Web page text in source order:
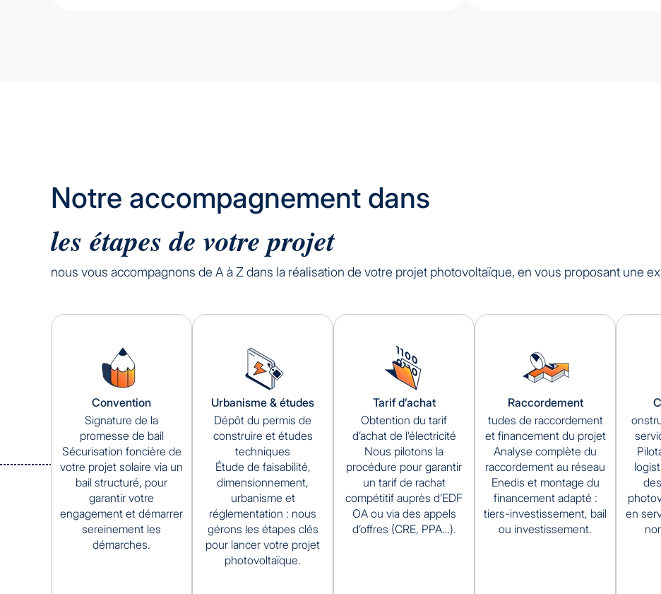
Notre accompagnement dans
les étapes de votre projet
nous vous accompagnons de A à Z dans la réalisation de votre projet photovoltaïque, en vous proposant une
Convention
Signature de la
promesse de bail
Sécurisation foncière de
votre projet solaire via un
bail structuré, pour
garantir votre
engagement et démarrer
sereinement les
démarches.
Urbanisme & études
Dépôt du permis de
construire et études
techniques
Étude de faisabilité,
dimensionnement,
urbanisme et
réglementation : nous
gérons les étapes clés
pour lancer votre projet
photovoltaïque.
Tarif d’achat
Obtention du tarif
d’achat de l’électricité
Nous pilotons la
procédure pour garantir
un tarif de rachat
compétitif auprès d’EDF
OA ou via des appels
d’offres (CRE, PPA…).
Raccordement
tudes de raccordement
et financement du projet
Analyse complète du
raccordement au réseau
Enedis et montage du
financement adapté :
tiers-investissement, bail
ou investissement.
en